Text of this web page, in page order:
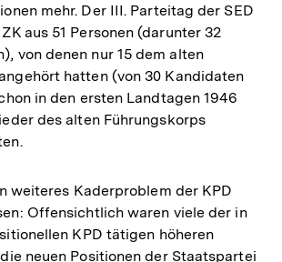
mehr. Der III. Parteitag der SED
aus 51 Personen (darunter 32
von denen nur 15 dem alten
hatten (von 30 Kandidaten
in den ersten Landtagen 1946
des alten Führungskorps
weiteres Kaderproblem der KPD
Offensichtlich waren viele der in
KPD tätigen höheren
neuen Positionen der Staatspartei